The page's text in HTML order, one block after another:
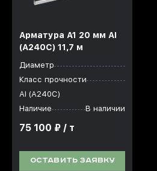
Арматура А1 20 мм АI
(А240С) 11,7 м
Диаметр
Класс прочности
АI (А240С)
Наличие
В наличии
75 100 ₽ / т
ОСТАВИТЬ ЗАЯВКУ